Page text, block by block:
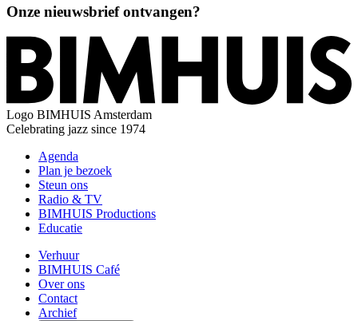
Onze nieuwsbrief ontvangen?
Logo BIMHUIS Amsterdam
Celebrating jazz since 1974
Agenda
Plan je bezoek
Steun ons
Radio & TV
BIMHUIS Productions
Educatie
Verhuur
BIMHUIS Café
Over ons
Contact
Archief